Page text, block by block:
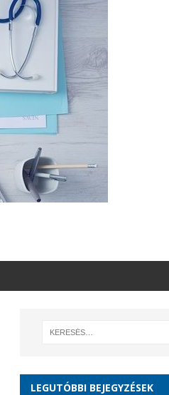
LEGUTÓBBI BEJEGYZÉSEK